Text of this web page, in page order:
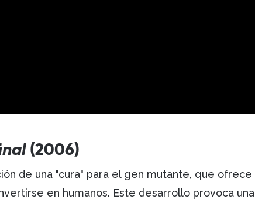
(2006)
de una "cura" para el gen mutante, que ofrece
en humanos. Este desarrollo provoca una